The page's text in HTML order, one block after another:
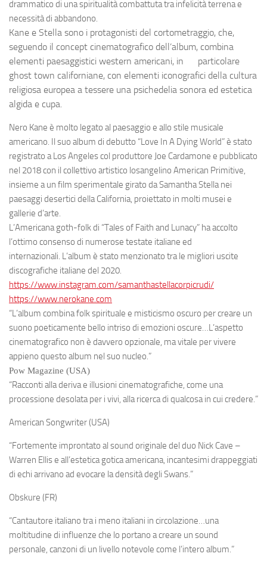
drammatico di una spiritualità combattuta tra infelicità terrena e
necessità di abbandono.
Kane e Stella sono i protagonisti del cortometraggio, che,
seguendo il concept cinematografico dell’album, combina
elementi paesaggistici western americani, in particolare
ghost town californiane, con elementi iconografici della cultura
religiosa europea a tessere una psichedelia sonora ed estetica
algida e cupa.
Nero Kane è molto legato al paesaggio e allo stile musicale
americano. Il suo album di debutto “Love In A Dying World” è stato
registrato a Los Angeles col produttore Joe Cardamone e pubblicato
nel 2018 con il collettivo artistico losangelino American Primitive,
insieme a un film sperimentale girato da Samantha Stella nei
paesaggi desertici della California, proiettato in molti musei e
gallerie d’arte.
L’Americana goth-folk di “Tales of Faith and Lunacy” ha accolto
l’ottimo consenso di numerose testate italiane ed
internazionali. L’album è stato menzionato tra le migliori uscite
discografiche italiane del 2020.
https://www.instagram.com/samanthastellacorpicrudi/
https://www.nerokane.com
“L’album combina folk spirituale e misticismo oscuro per creare un
suono poeticamente bello intriso di emozioni oscure…L’aspetto
cinematografico non è davvero opzionale, ma vitale per vivere
appieno questo album nel suo nucleo.”
Pow Magazine (USA)
“Racconti alla deriva e illusioni cinematografiche, come una
processione desolata per i vivi, alla ricerca di qualcosa in cui credere.”
American Songwriter (USA)
“Fortemente improntato al sound originale del duo Nick Cave –
Warren Ellis e all’estetica gotica americana, incantesimi drappeggiati
di echi arrivano ad evocare la densità degli Swans.”
Obskure (FR)
“Cantautore italiano tra i meno italiani in circolazione…una
moltitudine di influenze che lo portano a creare un sound
personale, canzoni di un livello notevole come l’intero album.”